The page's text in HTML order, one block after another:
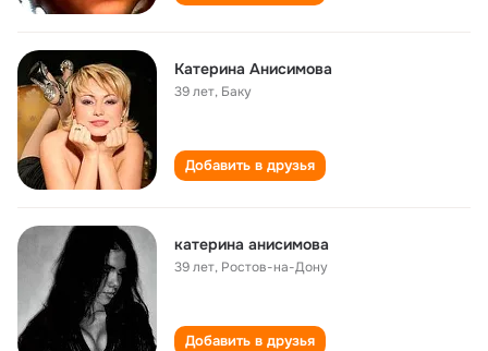
Катерина Анисимова
39 лет, Баку
Добавить в друзья
катерина анисимова
39 лет, Ростов-на-Дону
Добавить в друзья